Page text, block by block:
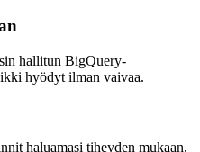
hallitun BigQuery-
hyödyt ilman vaivaa.
haluamasi tiheyden mukaan,